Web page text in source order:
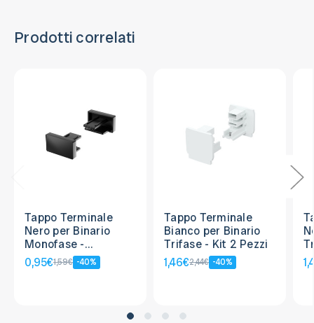
Prodotti correlati
Tappo Terminale
Nero per Binario
Monofase -
Confezione 2 Pezzi
0,95€1,59€ -40%
Tappo Terminale
Bianco per Binario
Trifase - Kit 2 Pezzi
1,46€2,44€ -40%